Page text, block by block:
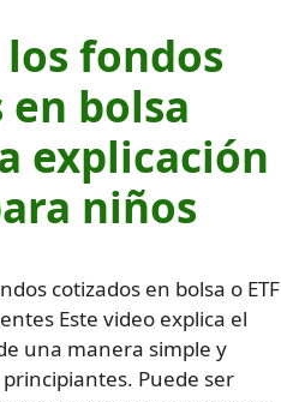
los fondos
bolsa
explicación
niños
cotizados en bolsa o ETF
Este video explica el
una manera simple y
Puede ser